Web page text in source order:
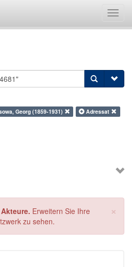
Georg (1859-1931)
Adressat
×
Erweitern Sie Ihre
zu sehen.